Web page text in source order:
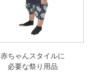
赤ちゃんスタイルに
必要な祭り用品